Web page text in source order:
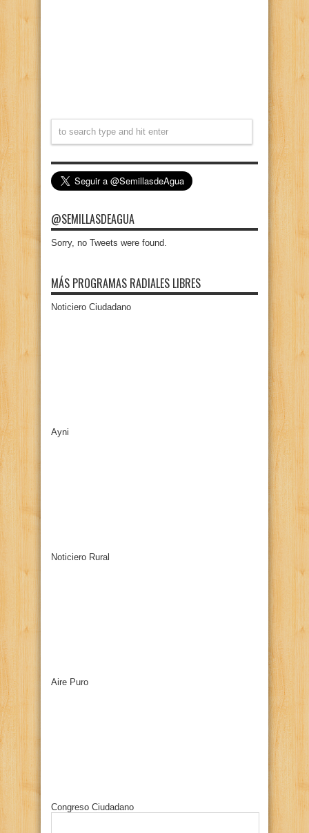
@SEMILLASDEAGUA
Sorry, no Tweets were found.
MÁS PROGRAMAS RADIALES LIBRES
Noticiero Ciudadano
Ayni
Noticiero Rural
Aire Puro
Congreso Ciudadano